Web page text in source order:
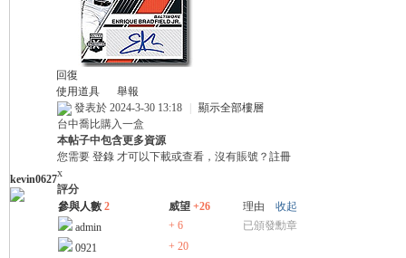
回復
使用道具
舉報
kevin0627
發表於 2024-3-30 13:18
顯示全部樓層
台中喬比購入一盒
本帖子中包含更多資源
您需要 登錄 才可以下載或查看，沒有賬號？ 註冊
x
評分
參與人數 2 威望 +26 收起
理由
admin
+ 6
已頒發勳章
0921
+ 20